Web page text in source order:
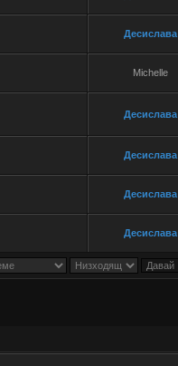
Десислава
Michelle
Десислава
Десислава
Десислава
Десислава